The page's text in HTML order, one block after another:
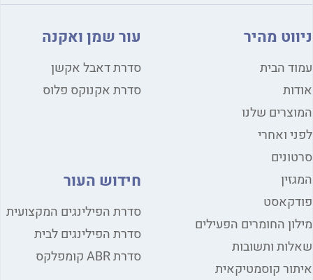
מהיר
הבית
שלנו
ואחרי
החומרים הפעילים
ותשובות
קוסמטיקאית
עור שמן ואקנה
סדרת דאבל אקשן
סדרת אקנוקס פלוס
חידוש העור
סדרת הפילינגים המקצועית
סדרת הפילינגים לבית
סדרת ABR קומפלקס